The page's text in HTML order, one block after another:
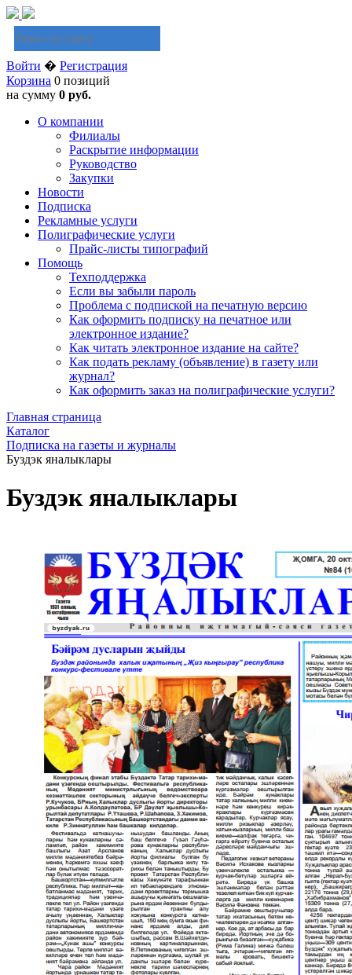
Войти � Регистрация
Корзина 0 позиций
на сумму 0 руб.
О компании
Филиалы
Раскрытие информации
Руководство
Закупки
Новости
Подписка
Рекламные услуги
Полиграфические услуги
Прайс-листы типографий
Помощь
Техподдержка
Если вы забыли пароль
Проблема с подпиской на печатную версию
Как оформить подписку на печатное или
электронное издание?
Как читать электронное издание на сайте?
Как подать рекламу (объявление) в газету или
журнал?
Как оформить заказ на полиграфические уcлуги?
Главная страница
Каталог
Подписка на газеты и журналы
Буздэк яналыклары
Буздэк яналыклары